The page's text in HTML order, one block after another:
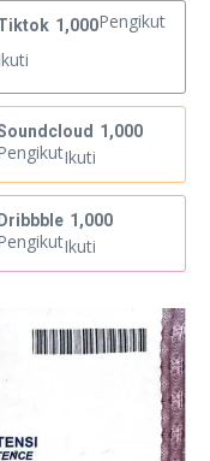
1,000Pengikut
1,000
Ikuti
Dribbble 1,000
Ikuti